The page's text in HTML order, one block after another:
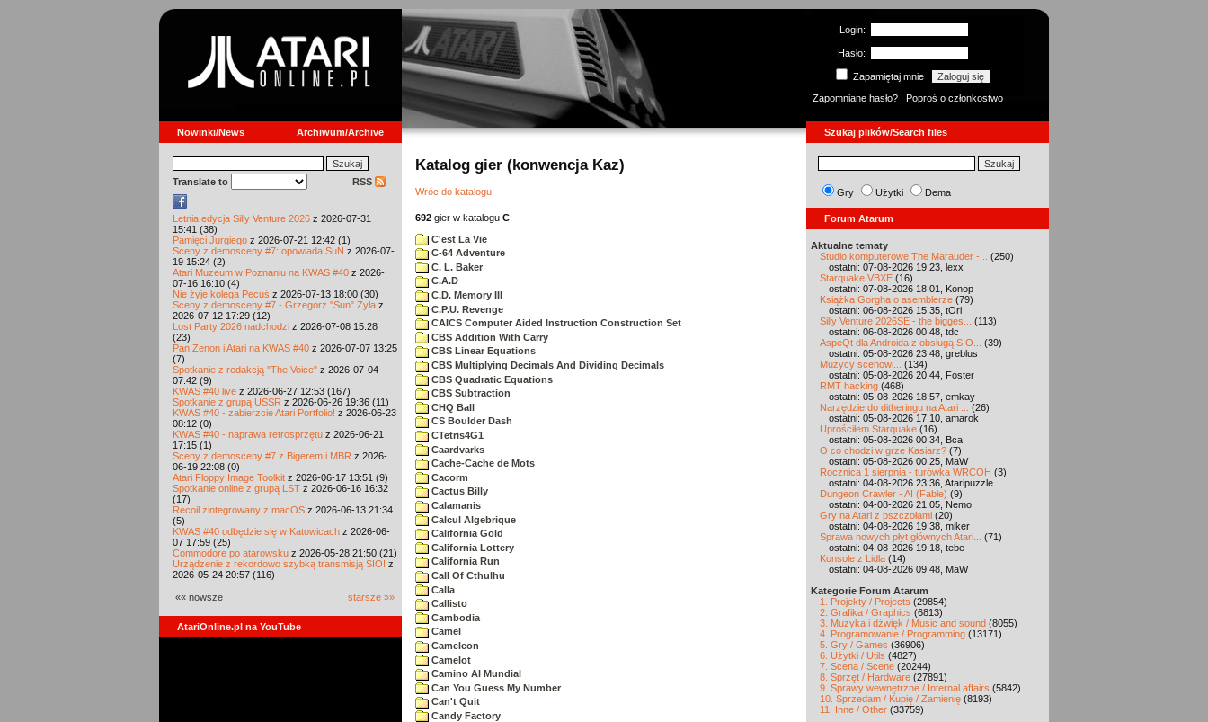
Login:
Hasło:
Zapamiętaj mnie
Zapomniane hasło?
Poproś o członkostwo
Nowinki/News Archiwum/Archive Szukaj plików/Search files
Translate to RSS
Letnia edycja Silly Venture 2026 z 2026-07-31
15:41 (38)
Pamięci Jurgiego z 2026-07-21 12:42 (1)
Sceny z demosceny #7: opowiada SuN z 2026-07-
19 15:24 (2)
Atari Muzeum w Poznaniu na KWAS #40 z 2026-
07-16 16:10 (4)
Nie żyje kolega Pecuś z 2026-07-13 18:00 (30)
Sceny z demosceny #7 - Grzegorz "Sun" Żyła z
2026-07-12 17:29 (12)
Lost Party 2026 nadchodzi z 2026-07-08 15:28
(23)
Pan Zenon i Atari na KWAS #40 z 2026-07-07 13:25
(7)
Spotkanie z redakcją "The Voice" z 2026-07-04
07:42 (9)
KWAS #40 live z 2026-06-27 12:53 (167)
Spotkanie z grupą USSR z 2026-06-26 19:36 (11)
KWAS #40 - zabierzcie Atari Portfolio! z 2026-06-23
08:12 (0)
KWAS #40 - naprawa retrosprzętu z 2026-06-21
17:15 (1)
Sceny z demosceny #7 z Bigerem i MBR z 2026-
06-19 22:08 (0)
Atari Floppy Image Toolkit z 2026-06-17 13:51 (9)
Spotkanie online z grupą LST z 2026-06-16 16:32
(17)
Recoil zintegrowany z macOS z 2026-06-13 21:34
(5)
KWAS #40 odbędzie się w Katowicach z 2026-06-
07 17:59 (25)
Commodore po atarowsku z 2026-05-28 21:50 (21)
Urządzenie z rekordowo szybką transmisją SIO! z
2026-05-24 20:57 (116)
«« nowsze starsze »»
AtariOnline.pl na YouTube
Katalog gier (konwencja Kaz)
Wróc do katalogu
692 gier w katalogu C:
C'est La Vie
C-64 Adventure
C. L. Baker
C.A.D
C.D. Memory III
C.P.U. Revenge
CAICS Computer Aided Instruction Construction Set
CBS Addition With Carry
CBS Linear Equations
CBS Multiplying Decimals And Dividing Decimals
CBS Quadratic Equations
CBS Subtraction
CHQ Ball
CS Boulder Dash
CTetris4G1
Caardvarks
Cache-Cache de Mots
Cacorm
Cactus Billy
Calamanis
Calcul Algebrique
California Gold
California Lottery
California Run
Call Of Cthulhu
Calla
Callisto
Cambodia
Camel
Cameleon
Camelot
Camino Al Mundial
Can You Guess My Number
Can't Quit
Candy Factory
Gry Użytki Dema
Forum Atarum
Aktualne tematy
Studio komputerowe The Marauder -...
(250)
ostatni: 07-08-2026 19:23, lexx
Starquake VBXE (16)
ostatni: 07-08-2026 18:01, Konop
Książka Gorgha o asemblerze (79)
ostatni: 06-08-2026 15:35, tOri
Silly Venture 2026SE - the bigges...
(113)
ostatni: 06-08-2026 00:48, tdc
AspeQt dla Androida z obsługą SIO...
(39)
ostatni: 05-08-2026 23:48, greblus
Muzycy scenowi...
(134)
ostatni: 05-08-2026 20:44, Foster
RMT hacking (468)
ostatni: 05-08-2026 18:57, emkay
Narzędzie do ditheringu na Atari ...
(26)
ostatni: 05-08-2026 17:10, amarok
Uprościłem Starquake (16)
ostatni: 05-08-2026 00:34, Bca
O co chodzi w grze Kasiarz? (7)
ostatni: 05-08-2026 00:25, MaW
Rocznica 1 sierpnia - turówka WRCOH (3)
ostatni: 04-08-2026 23:36, Ataripuzzle
Dungeon Crawler - AI (Fable) (9)
ostatni: 04-08-2026 21:05, Nemo
Gry na Atari z pszczołami (20)
ostatni: 04-08-2026 19:38, miker
Sprawa nowych płyt głównych Atari...
(71)
ostatni: 04-08-2026 19:18, tebe
Konsole z Lidla (14)
ostatni: 04-08-2026 09:48, MaW
Kategorie Forum Atarum
1. Projekty / Projects (29854)
2. Grafika / Graphics (6813)
3. Muzyka i dźwięk / Music and sound (8055)
4. Programowanie / Programming (13171)
5. Gry / Games (36906)
6. Użytki / Utils (4827)
7. Scena / Scene (20244)
8. Sprzęt / Hardware (27891)
9. Sprawy wewnętrzne / Internal affairs (5842)
10. Sprzedam / Kupię / Zamienię (8193)
11. Inne / Other (33759)